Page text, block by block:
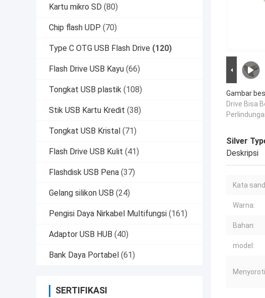
Kartu mikro SD (80)
Chip flash UDP (70)
Type C OTG USB Flash Drive (120)
Flash Drive USB Kayu (66)
Tongkat USB plastik (108)
Stik USB Kartu Kredit (38)
Tongkat USB Kristal (71)
Flash Drive USB Kulit (41)
Flashdisk USB Pena (37)
Gelang silikon USB (24)
Pengisi Daya Nirkabel Multifungsi (161)
Adaptor USB HUB (40)
Bank Daya Portabel (61)
SERTIFIKASI
Gambar
Drive Bisa
Silver
Deskripsi
Kata
Warna:
Bahan:
model: